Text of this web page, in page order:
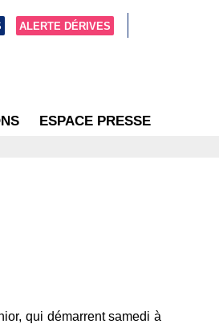
ALERTE DÉRIVES
ESPACE PRESSE
qui démarrent samedi à